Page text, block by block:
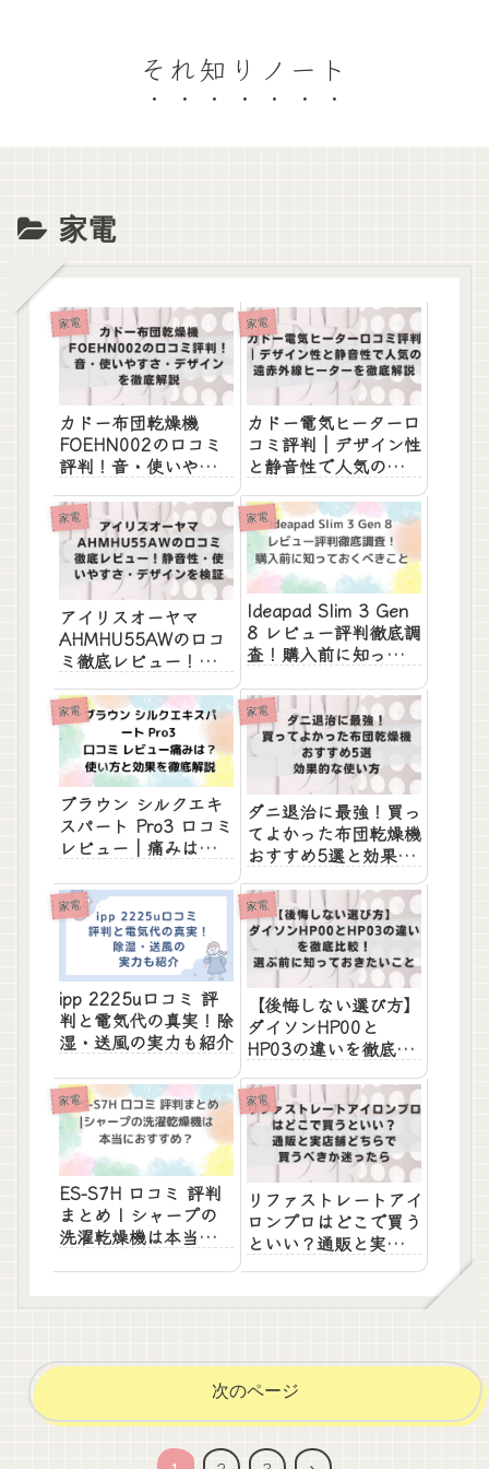
それ知りノート
家電
家電
カドー布団乾燥機
FOEHN002の口コミ
評判！音・使いやす
さ・デザインを徹底解
説
家電
カドー電気ヒーター口
コミ評判｜デザイン性
と静音性で人気の遠赤
説
家電
アイリスオーヤマ
AHMHU55AWの口コ
ミ徹底レビュー！静音
性・使いやすさ・デザ
インを検証
家電
Ideapad Slim 3 Gen
8 レビュー評判徹底調
査！購入前に知ってお
家電
ブラウン シルクエキ
スパート Pro3 口コミ
レビュー｜痛みは？使
家電
ダニ退治に最強！買っ
てよかった布団乾燥機
おすすめ5選と効果的
家電
ipp 2225u口コミ 評
判と電気代の真実！除
湿・送風の実力も紹介
家電
【後悔しない選び方】
ダイソンHP00と
HP03の違いを徹底比
較！選ぶ前に知ってお
きたいこと
家電
ES-S7H 口コミ 評判
まとめ | シャープの
洗濯乾燥機は本当にお
家電
リファストレートアイ
ロンプロはどこで買う
といい？通販と実店舗
どちらで買うべきか迷
次のページ